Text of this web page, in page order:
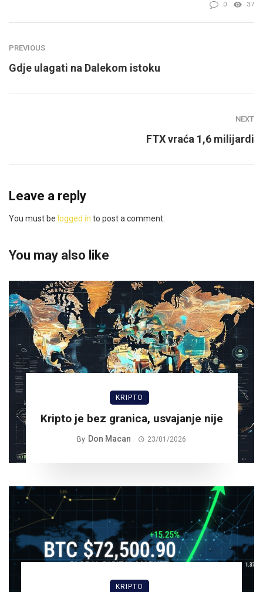
0 37
PREVIOUS
Gdje ulagati na Dalekom istoku
NEXT
FTX vraća 1,6 milijardi
Leave a reply
You must be logged in to post a comment.
You may also like
KRIPTO
Kripto je bez granica, usvajanje nije
By Don Macan 23/01/2026
KRIPTO